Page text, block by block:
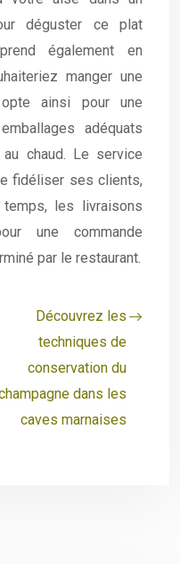
déguster ce plat
également en
manger une
ainsi pour une
adéquats
chaud. Le service
fidéliser ses clients,
les livraisons
une commande
par le restaurant.
Découvrez les
techniques de
conservation du
dans les
caves marnaises